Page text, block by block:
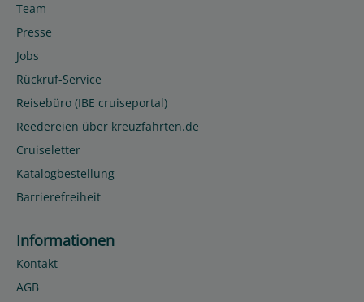
Team
Presse
Jobs
Rückruf-Service
Reisebüro (IBE cruiseportal)
Reedereien über kreuzfahrten.de
Cruiseletter
Katalogbestellung
Barrierefreiheit
Informationen
Kontakt
AGB